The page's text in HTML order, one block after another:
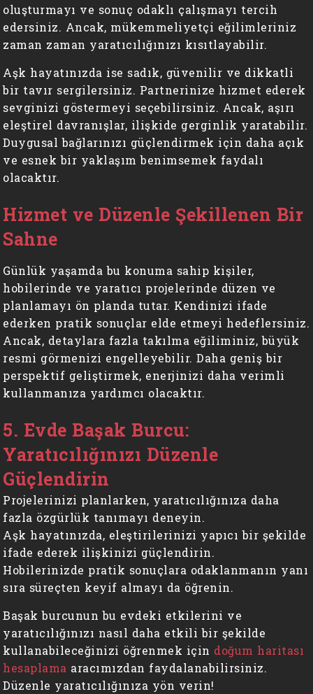
oluşturmayı ve sonuç odaklı çalışmayı tercih
edersiniz. Ancak, mükemmeliyetçi eğilimleriniz
zaman zaman yaratıcılığınızı kısıtlayabilir.
Aşk hayatınızda ise sadık, güvenilir ve dikkatli
bir tavır sergilersiniz. Partnerinize hizmet ederek
sevginizi göstermeyi seçebilirsiniz. Ancak, aşırı
eleştirel davranışlar, ilişkide gerginlik yaratabilir.
Duygusal bağlarınızı güçlendirmek için daha açık
ve esnek bir yaklaşım benimsemek faydalı
olacaktır.
Hizmet ve Düzenle Şekillenen Bir
Sahne
Günlük yaşamda bu konuma sahip kişiler,
hobilerinde ve yaratıcı projelerinde düzen ve
planlamayı ön planda tutar. Kendinizi ifade
ederken pratik sonuçlar elde etmeyi hedeflersiniz.
Ancak, detaylara fazla takılma eğiliminiz, büyük
resmi görmenizi engelleyebilir. Daha geniş bir
perspektif geliştirmek, enerjinizi daha verimli
kullanmanıza yardımcı olacaktır.
5. Evde Başak Burcu:
Yaratıcılığınızı Düzenle
Güçlendirin
Projelerinizi planlarken, yaratıcılığınıza daha
fazla özgürlük tanımayı deneyin.
Aşk hayatınızda, eleştirilerinizi yapıcı bir şekilde
ifade ederek ilişkinizi güçlendirin.
Hobilerinizde pratik sonuçlara odaklanmanın yanı
sıra süreçten keyif almayı da öğrenin.
Başak burcunun bu evdeki etkilerini ve
yaratıcılığınızı nasıl daha etkili bir şekilde
kullanabileceğinizi öğrenmek için doğum haritası
hesaplama aracımızdan faydalanabilirsiniz.
Düzenle yaratıcılığınıza yön verin!